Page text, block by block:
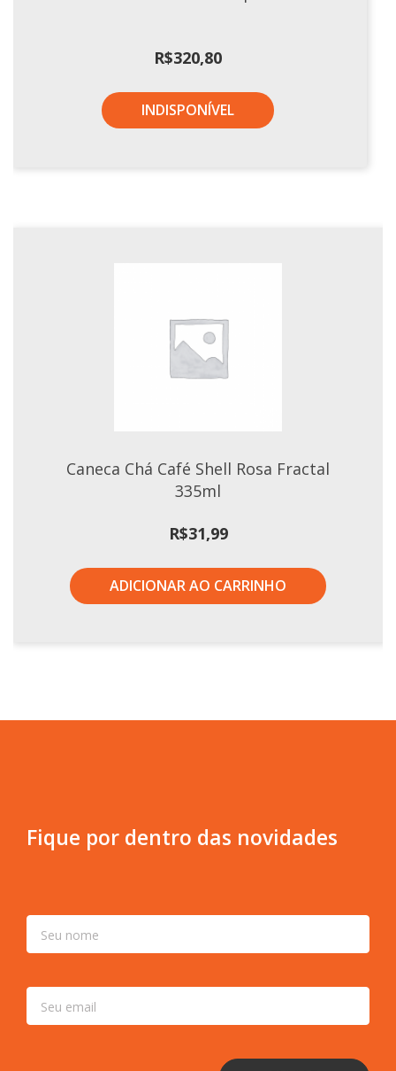
R$320,80
INDISPONÍVEL
Caneca Chá Café Shell Rosa Fractal
335ml
R$31,99
ADICIONAR AO CARRINHO
Fique por dentro das novidades